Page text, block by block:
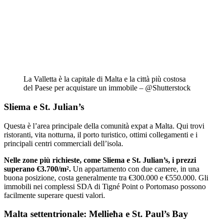
La Valletta è la capitale di Malta e la città più costosa
del Paese per acquistare un immobile – @Shutterstock
Sliema e St. Julian’s
Questa è l’area principale della comunità expat a Malta. Qui trovi
ristoranti, vita notturna, il porto turistico, ottimi collegamenti e i
principali centri commerciali dell’isola.
Nelle zone più richieste, come Sliema e St. Julian’s, i prezzi
superano €3.700/m². Un appartamento con due camere, in una
buona posizione, costa generalmente tra €300.000 e €550.000. Gli
immobili nei complessi SDA di Tigné Point o Portomaso possono
facilmente superare questi valori.
Malta settentrionale: Mellieħa e St. Paul’s Bay